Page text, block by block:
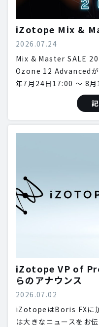
iZotope Mix &
2026.07.24
Mix & Master SALE
Ozone 12 Advancedが
年7月24日17:00 〜 8
iZotope VP of
らのアナウンス
2026.07.02
iZotopeはBoris FXに
は大きなニュースを